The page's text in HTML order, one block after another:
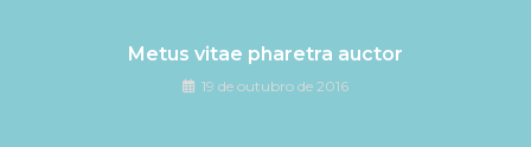
Metus vitae pharetra auctor
19 de outubro de 2016